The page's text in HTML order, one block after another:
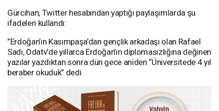
Gürcihan, Twitter hesabından yaptığı paylaşımlarda şu
ifadeleri kullandı:
”Erdoğan’ın Kasımpaşa’dan gençlik arkadaşı olan Rafael
Sadi, Odatv’de yıllarca Erdoğan’ın diplomasızlığına değinen
yazılar yazdıktan sonra dün gece aniden “Üniversitede 4 yıl
beraber okuduk” dedi.